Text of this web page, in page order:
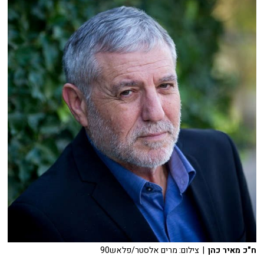
ח"כ מאיר כהן | צילום: מרים אלסטר/פלאש90